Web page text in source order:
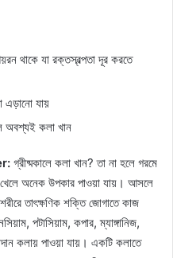
থাকে যা রক্তস্বল্পতা দূর করতে
এড়ানো যায়
অবশ্যই কলা খান
গ্রীষ্মকালে কলা খান? তা না হলে গরমে
অনেক উপকার পাওয়া যায়। আসলে
তাৎক্ষণিক শক্তি জোগাতে কাজ
পটাসিয়াম, কপার, ম্যাঙ্গানিজ,
কলায় পাওয়া যায়। একটি কলাতে